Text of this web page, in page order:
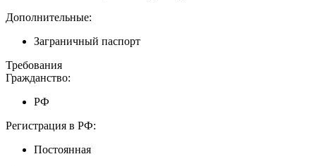
Дополнительные:
Заграничный паспорт
Требования
Гражданство:
РФ
Регистрация в РФ:
Постоянная